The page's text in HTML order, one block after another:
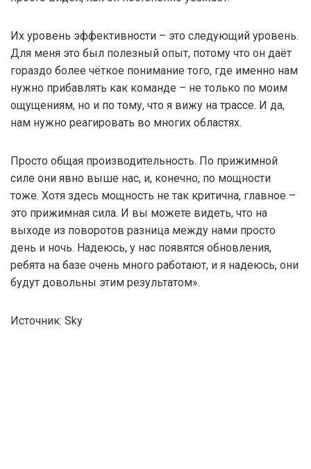
Их уровень эффективности – это следующий уровень.
Для меня это был полезный опыт, потому что он даёт
гораздо более чёткое понимание того, где именно нам
нужно прибавлять как команде – не только по моим
ощущениям, но и по тому, что я вижу на трассе. И да,
нам нужно реагировать во многих областях.
Просто общая производительность. По прижимной
силе они явно выше нас, и, конечно, по мощности
тоже. Хотя здесь мощность не так критична, главное –
это прижимная сила. И вы можете видеть, что на
выходе из поворотов разница между нами просто
день и ночь. Надеюсь, у нас появятся обновления,
ребята на базе очень много работают, и я надеюсь, они
будут довольны этим результатом».
Источник: Sky